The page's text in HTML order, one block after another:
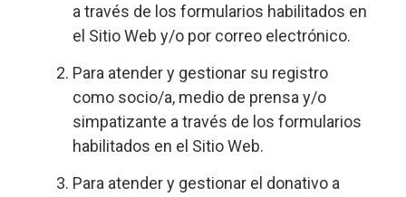
a través de los formularios habilitados en
el Sitio Web y/o por correo electrónico.
Para atender y gestionar su registro
como socio/a, medio de prensa y/o
simpatizante a través de los formularios
habilitados en el Sitio Web.
Para atender y gestionar el donativo a